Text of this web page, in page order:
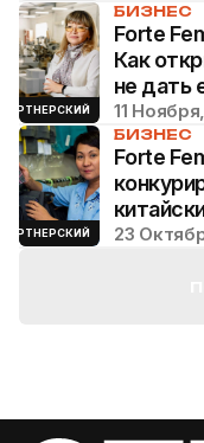
ПАРТНЕРСКИЙ
БИЗНЕС
Forte
Как
не дать
11
ПАРТНЕРСКИЙ
БИЗНЕС
Forte
23